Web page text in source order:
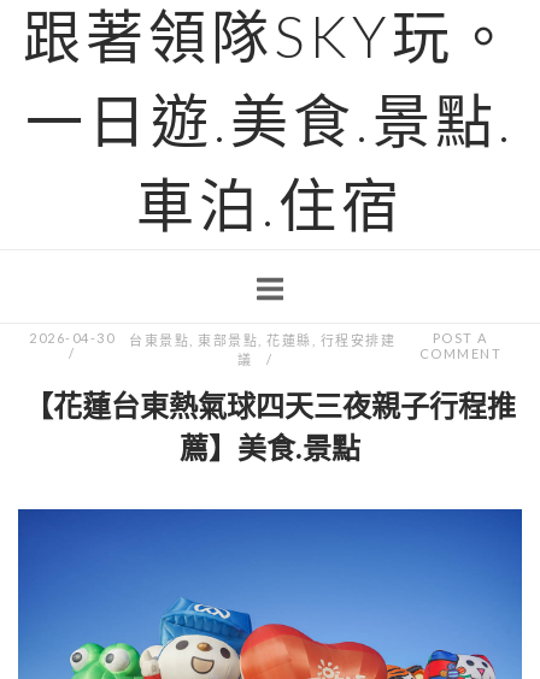
跟著領隊SKY玩。
一日遊.美食.景點.
車泊.住宿
2026-04-30 台東景點 東部景點 花蓮縣
行程安排建
議
POST A
COMMENT
【花蓮台東熱氣球四天三夜親子行程推
薦】美食.景點